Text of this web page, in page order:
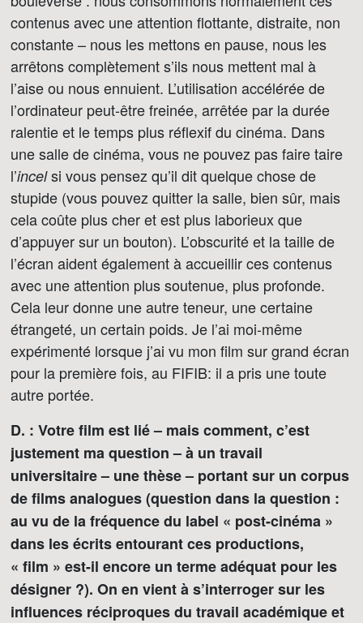
contenus avec une attention flottante, distraite, non
constante – nous les mettons en pause, nous les
arrêtons complètement s’ils nous mettent mal à
l’aise ou nous ennuient. L’utilisation accélérée de
l’ordinateur peut-être freinée, arrêtée par la durée
ralentie et le temps plus réflexif du cinéma. Dans
une salle de cinéma, vous ne pouvez pas faire taire
l’incelsi vous pensez qu’il dit quelque chose de
stupide (vous pouvez quitter la salle, bien sûr, mais
cela coûte plus cher et est plus laborieux que
d’appuyer sur un bouton). L’obscurité et la taille de
l’écran aident également à accueillir ces contenus
avec une attention plus soutenue, plus profonde.
Cela leur donne une autre teneur, une certaine
étrangeté, un certain poids. Je l’ai moi-même
expérimenté lorsque j’ai vu mon film sur grand écran
pour la première fois, au FIFIB: il a pris une toute
autre portée.
D. : Votre film est lié – mais comment, c’est
justement ma question – à un travail
universitaire – une thèse – portant sur un corpus
de films analogues (question dans la question :
au vu de la fréquence du label « post-cinéma »
dans les écrits entourant ces productions,
« film » est-il encore un terme adéquat pour les
désigner ?). On en vient à s’interroger sur les
influences réciproques du travail académique et